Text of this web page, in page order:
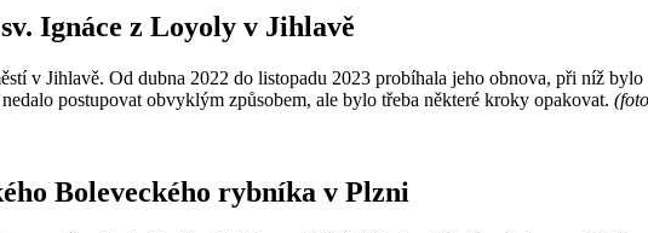
Ignáce z Loyoly v Jihlavě
v Jihlavě. Od dubna 2022 do listopadu 2023 probíhala jeho obnova, při níž
postupovat obvyklým způsobem, ale bylo třeba některé kroky opakovat.
Boleveckého rybníka v Plzni